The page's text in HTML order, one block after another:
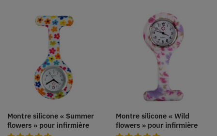
Montre silicone « Summer
flowers » pour infirmière
Montre silicone « Wild
flowers » pour infirmière